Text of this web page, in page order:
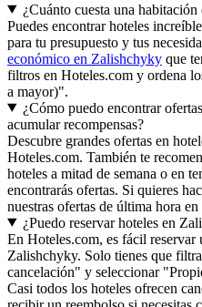
¿Cuánto cuesta una
Puedes encontrar hoteles
para tu presupuesto y tus
económico en Zalishchyky que
filtros en Hoteles.com y ordena
a mayor)".
¿Cómo puedo encontrar
acumular recompensas?
Descubre grandes ofertas en
Hoteles.com. También te
hoteles a mitad de semana o en
encontrarás ofertas. Si quieres
nuestras ofertas de última hora
¿Puedo reservar hoteles en
En Hoteles.com, es fácil reservar
Zalishchyky. Solo tienes que
cancelación" y seleccionar
Casi todos los hoteles ofrecen